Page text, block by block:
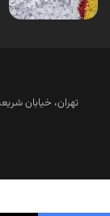
تهران، خیابان